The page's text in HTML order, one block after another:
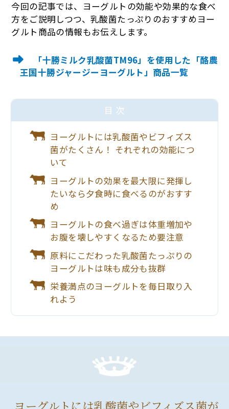
今回の記事では、ヨーグルトの効能や効果的な食べ
方をご説明しつつ、乳酸菌たっぷりのおすすめヨー
グルト商品の情報もお伝えします。
「十勝ミルク乳酸菌TM96」を使用した「酪農
王国十勝ジャージーヨーグルト」商品一覧
目 次
ヨーグルトには乳酸菌やビフィズス
菌がたくさん！ それぞれの効能につ
いて
ヨーグルトの効果を最大限に発揮し
たいなら夕食時に食べるのがおすす
め
ヨーグルトの食べ過ぎは体重増加や
お腹を壊しやすくなるため要注意
原料にこだわった乳酸菌たっぷりの
ヨーグルトは味も成分も抜群
栄養満点のヨーグルトを毎日取り入
れよう
ヨーグルトには乳酸菌やビフィズス菌が